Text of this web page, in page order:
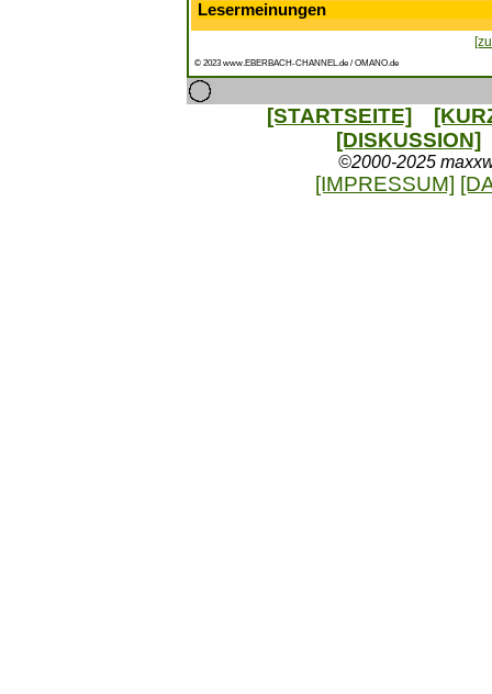
Lesermeinungen
© 2023 www.EBERBACH-CHANNEL.de / OMANO.de
[STARTSEITE]
[DISKUSSION]
©2000-2025
[IMPRESSUM]